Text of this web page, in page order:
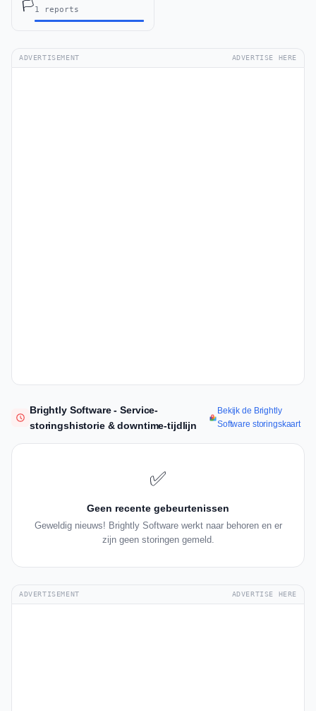
🏳️1 reports
ADVERTISEMENT ADVERTISE HERE
Brightly Software - Service-
storingshistorie & downtime-tijdlijn
Bekijk de Brightly
Software storingskaart
✅
Geen recente gebeurtenissen
Geweldig nieuws! Brightly Software werkt naar behoren en er
zijn geen storingen gemeld.
ADVERTISEMENT ADVERTISE HERE